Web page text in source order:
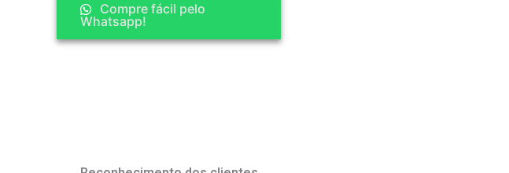
Compre fácil pelo
Whatsapp!